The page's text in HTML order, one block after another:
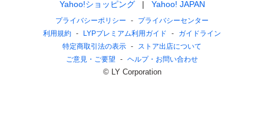
Yahoo!ショッピング
Yahoo! JAPAN
プライバシーポリシー
プライバシーセンター
利用規約
LYPプレミアム利用ガイド
ガイドライン
特定商取引法の表示
ストア出店について
ご意見・ご要望
ヘルプ・お問い合わせ
© LY Corporation